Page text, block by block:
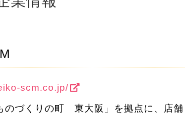
scm.co.jp/
のづくりの町 東大阪」を拠点に、店舗